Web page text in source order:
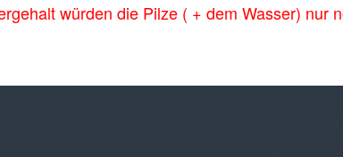
würden die Pilze ( + dem Wasser) nur